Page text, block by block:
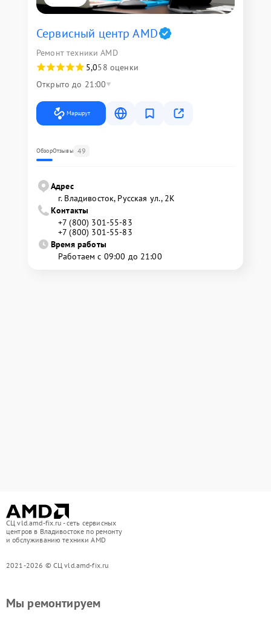
Сервисный центр AMD
Ремонт техники AMD
5,058 оценки
Открыто до 21:00
Маршрут
ОбзорОтзывы 49
Адрес
г. Владивосток, Русская ул., 2К
Контакты
+7 (800) 301-55-83
+7 (800) 301-55-83
Время работы
Работаем с 09:00 до 21:00
СЦ vld.amd-fix.ru - сеть сервисных
центров в Владивостоке по ремонту
и обслуживанию техники AMD
2021-2026 © СЦ vld.amd-fix.ru
Мы ремонтируем